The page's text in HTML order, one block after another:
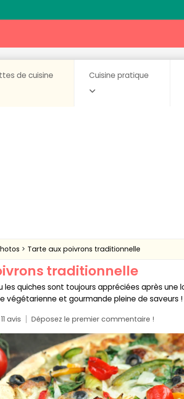
de cuisine Cuisine pratique
Tarte aux poivrons traditionnelle
traditionnelle
les quiches sont toujours appréciées après une
végétarienne et gourmande pleine de saveurs !
11 avis Déposez le premier commentaire !